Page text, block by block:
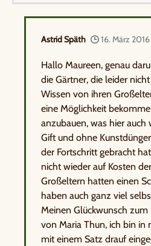
Astrid Späth 16. März 2016
Hallo Maureen, genau
die Gärtner, die leider
Wissen von ihren
eine Möglichkeit
anzubauen, was hier auch
Gift und ohne
der Fortschritt gebracht
nicht wieder auf Kosten
Großeltern hatten einen
haben auch ganz viel
Meinen Glückwunsch zum
von Maria Thun, ich bin in
mit einem Satz drauf